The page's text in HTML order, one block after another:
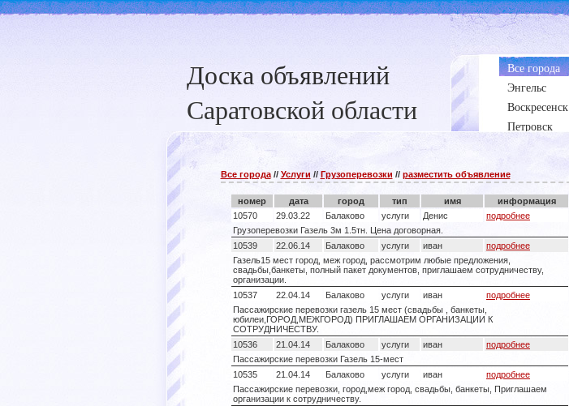
Доска объявлений
Саратовской области
Все города
Энгельс
Воскресенск
Петровск
Все города// Услуги // Грузоперевозки // разместить объявление
номер дата город тип имя
информация
10570
29.03.22 Балаково услуги Денис
подробнее
Грузоперевозки Газель 3м 1.5тн. Цена договорная.
10539
22.06.14 Балаково услуги иван
подробнее
Газель15 мест город, меж город, рассмотрим любые предложения,
свадьбы,банкеты, полный пакет документов, приглашаем сотрудничеству,
организации.
10537
22.04.14 Балаково услуги иван
подробнее
Пассажирские перевозки газель 15 мест (свадьбы , банкеты,
юбилеи,ГОРОД,МЕЖГОРОД) ПРИГЛАШАЕМ ОРГАНИЗАЦИИ К
СОТРУДНИЧЕСТВУ.
10536
21.04.14 Балаково услуги иван
подробнее
Пассажирские перевозки Газель 15-мест
10535
21.04.14 Балаково услуги иван
подробнее
Пассажирские перевозки, город,меж город, свадьбы, банкеты, Приглашаем
организации к сотрудничеству.